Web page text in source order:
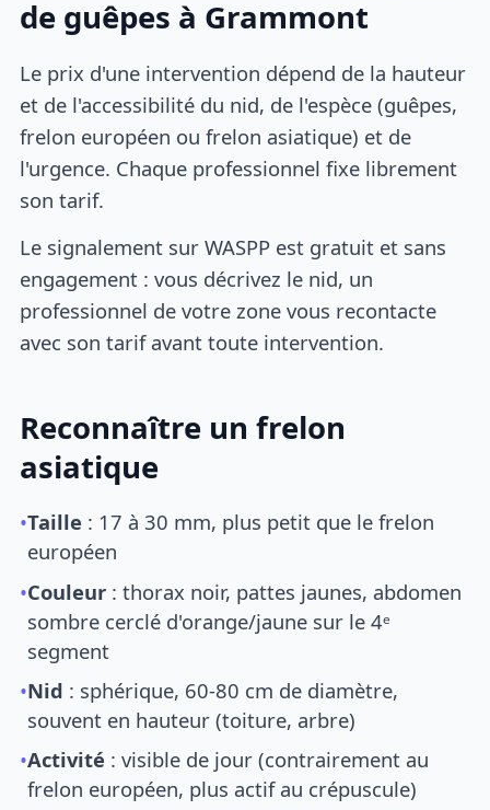
de guêpes à Grammont
Le prix d'une intervention dépend de la hauteur
et de l'accessibilité du nid, de l'espèce (guêpes,
frelon européen ou frelon asiatique) et de
l'urgence. Chaque professionnel fixe librement
son tarif.
Le signalement sur WASPP est gratuit et sans
engagement : vous décrivez le nid, un
professionnel de votre zone vous recontacte
avec son tarif avant toute intervention.
Reconnaître un frelon
asiatique
•Taille : 17 à 30 mm, plus petit que le frelon
européen
•Couleur : thorax noir, pattes jaunes, abdomen
sombre cerclé d'orange/jaune sur le 4ᵉ
segment
•Nid : sphérique, 60-80 cm de diamètre,
souvent en hauteur (toiture, arbre)
•Activité : visible de jour (contrairement au
frelon européen, plus actif au crépuscule)